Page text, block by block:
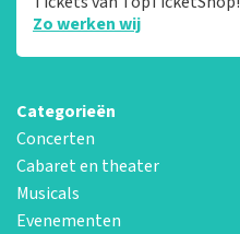
Zo werken wij
Categorieën
Concerten
Cabaret en theater
Musicals
Evenementen